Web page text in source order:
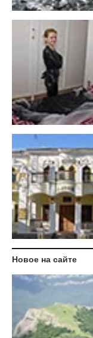
Новое на сайте